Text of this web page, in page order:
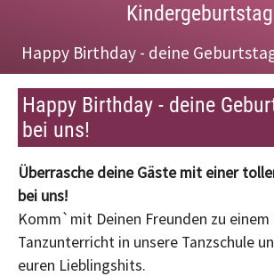
Kindergeburtstag
Happy Birthday - deine
Happy Birthday - deine
bei uns!
Überrasche deine Gäste mit einer
bei uns!
Komm`mit Deinen Freunden zu einem
Tanzunterricht in unsere Tanzschule
euren Lieblingshits.